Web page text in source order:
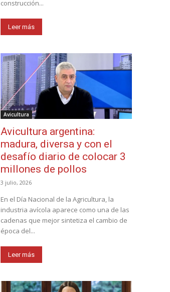
construcción...
Leer más
Avicultura
Avicultura argentina:
madura, diversa y con el
desafío diario de colocar 3
millones de pollos
3 julio, 2026
En el Día Nacional de la Agricultura, la
industria avícola aparece como una de las
cadenas que mejor sintetiza el cambio de
época del...
Leer más